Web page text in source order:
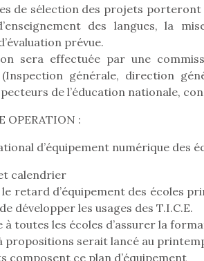
de sélection des projets porteront
des langues, la
prévue.
sera effectuée par une
générale, direction
de l’éducation nationale,
OPERATION :
d’équipement numérique des
calendrier
retard d’équipement des écoles
développer les usages des T.I.C.E.
toutes les écoles d’assurer la
propositions serait lancé au
composent ce plan d’équipement